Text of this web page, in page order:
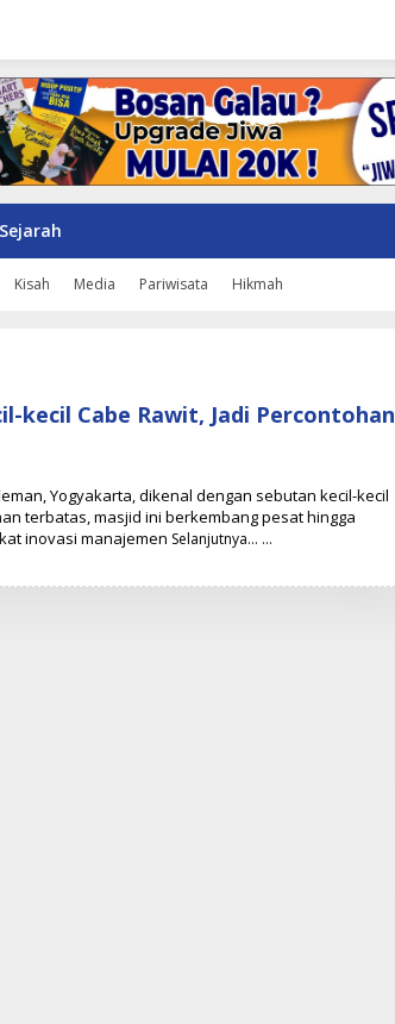
Sejarah
Kisah Media Pariwisata Hikmah
kecil Cabe Rawit, Jadi Percontohan
Yogyakarta, dikenal dengan sebutan kecil-kecil
terbatas, masjid ini berkembang pesat hingga
inovasi manajemen Selanjutnya…